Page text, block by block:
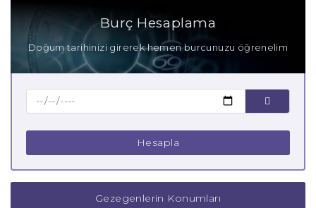
Burç Hesaplama
Doğum tarihinizi girerek hemen burcunuzu öğrenelim
Hesapla
Gezegenlerin Konumları